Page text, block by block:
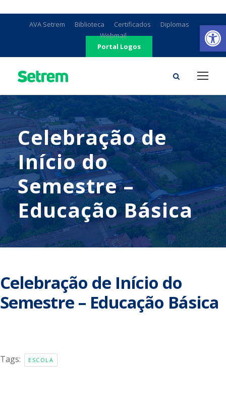
AVA Setrem Biblioteca Certificados
Diplomas
Webmail
Portal Logos
Celebração de
Início do
Semestre –
Educação Básica
Celebração de Início do
Semestre – Educação Básica
Tags: ESCOLA